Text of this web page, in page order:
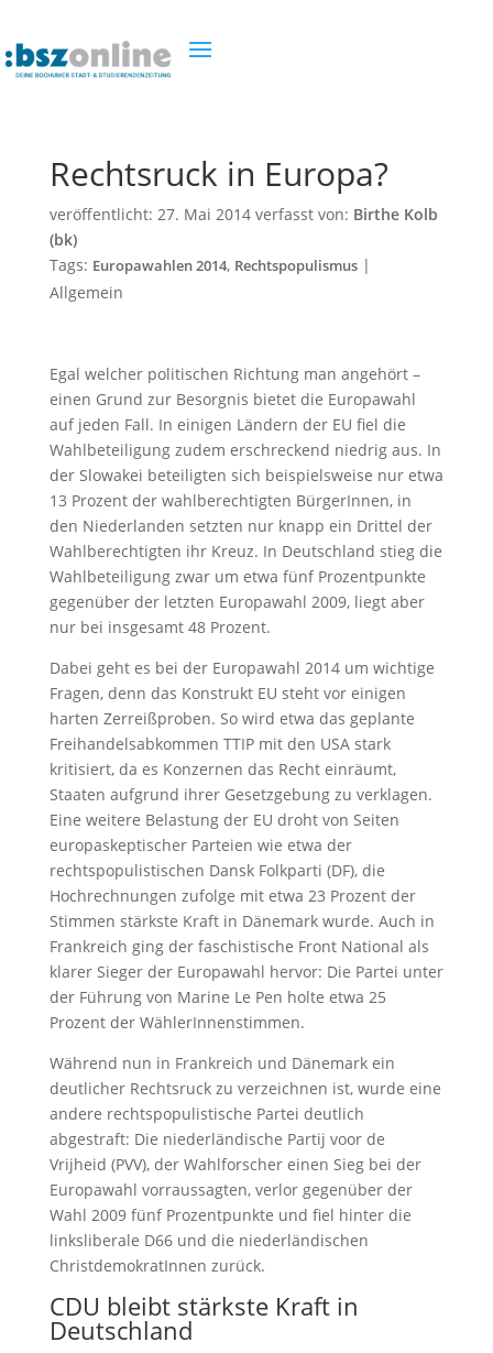
Rechtsruck in Europa?
veröffentlicht: 27. Mai 2014verfasst von: Birthe Kolb
(bk)
Tags: Europawahlen 2014, Rechtspopulismus|
Allgemein
Egal welcher politischen Richtung man angehört –
einen Grund zur Besorgnis bietet die Europawahl
auf jeden Fall. In einigen Ländern der EU fiel die
Wahlbeteiligung zudem erschreckend niedrig aus. In
der Slowakei beteiligten sich beispielsweise nur etwa
13 Prozent der wahlberechtigten BürgerInnen, in
den Niederlanden setzten nur knapp ein Drittel der
Wahlberechtigten ihr Kreuz. In Deutschland stieg die
Wahlbeteiligung zwar um etwa fünf Prozentpunkte
gegenüber der letzten Europawahl 2009, liegt aber
nur bei insgesamt 48 Prozent.
Dabei geht es bei der Europawahl 2014 um wichtige
Fragen, denn das Konstrukt EU steht vor einigen
harten Zerreißproben. So wird etwa das geplante
Freihandelsabkommen TTIP mit den USA stark
kritisiert, da es Konzernen das Recht einräumt,
Staaten aufgrund ihrer Gesetzgebung zu verklagen.
Eine weitere Belastung der EU droht von Seiten
europaskeptischer Parteien wie etwa der
rechtspopulistischen Dansk Folkparti (DF), die
Hochrechnungen zufolge mit etwa 23 Prozent der
Stimmen stärkste Kraft in Dänemark wurde. Auch in
Frankreich ging der faschistische Front National als
klarer Sieger der Europawahl hervor: Die Partei unter
der Führung von Marine Le Pen holte etwa 25
Prozent der WählerInnenstimmen.
Während nun in Frankreich und Dänemark ein
deutlicher Rechtsruck zu verzeichnen ist, wurde eine
andere rechtspopulistische Partei deutlich
abgestraft: Die niederländische Partij voor de
Vrijheid (PVV), der Wahlforscher einen Sieg bei der
Europawahl vorraussagten, verlor gegenüber der
Wahl 2009 fünf Prozentpunkte und fiel hinter die
linksliberale D66 und die niederländischen
ChristdemokratInnen zurück.
CDU bleibt stärkste Kraft in
Deutschland